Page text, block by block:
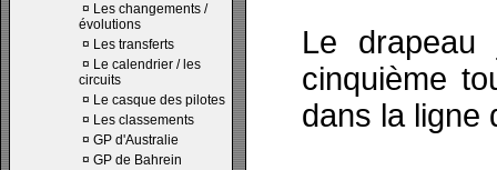
¤ Les changements /
évolutions
¤ Les transferts
¤ Le calendrier / les
circuits
¤ Le casque des pilotes
¤ Les classements
¤ GP d'Australie
¤ GP de Bahrein
Le
cinquième
dans la ligne